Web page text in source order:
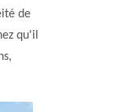
de
qu'il